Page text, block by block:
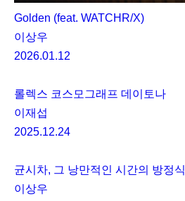
Golden (feat. WATCHR/X)
이상우
2026.01.12
롤렉스 코스모그래프 데이토나
이재섭
2025.12.24
균시차, 그 낭만적인 시간의 방정식
이상우